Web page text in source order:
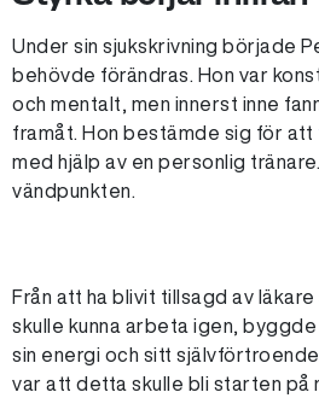
Under sin sjukskrivning började
behövde förändras. Hon var
och mentalt, men innerst inne
framåt. Hon bestämde sig för att
med hjälp av en personlig
vändpunkten.
Från att ha blivit tillsagd av
skulle kunna arbeta igen, byggde
sin energi och sitt
var att detta skulle bli starten på